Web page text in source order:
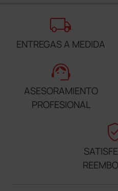
local_shipping
ENTREGAS A MEDIDA
support_agent
ASESORAMIENTO
PROFESIONAL